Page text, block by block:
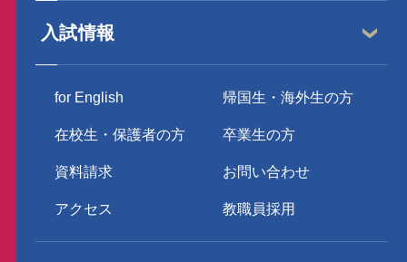
入試情報
for English 帰国生・海外生の方
在校生・保護者の方 卒業生の方
資料請求 お問い合わせ
アクセス 教職員採用